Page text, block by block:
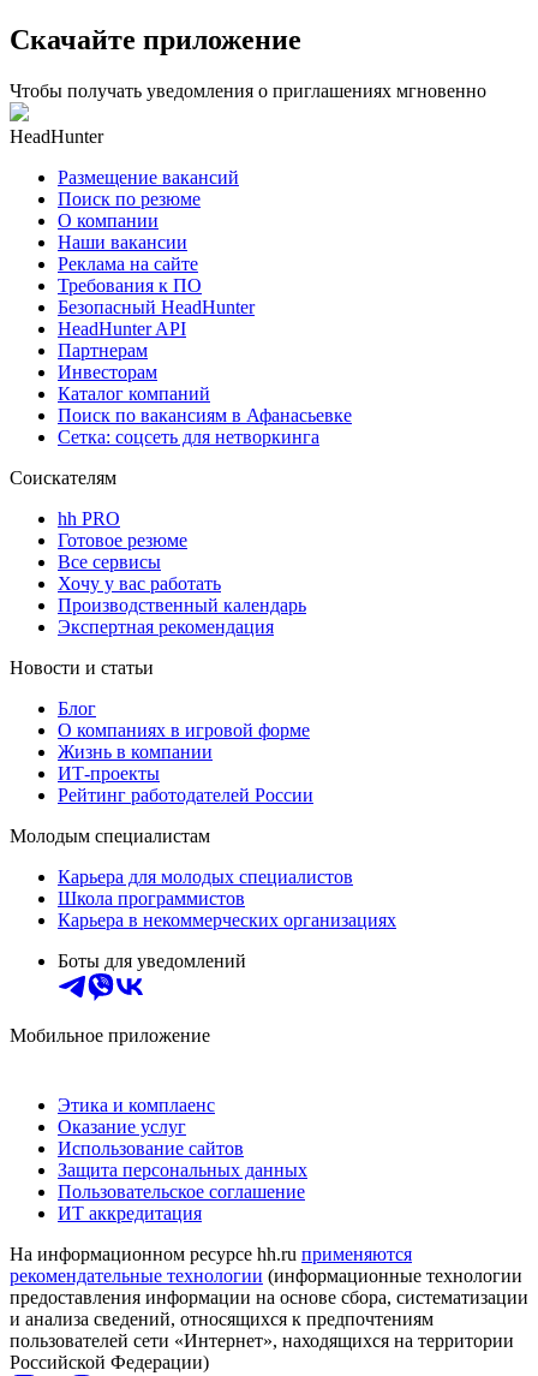
Скачайте приложение
Чтобы получать уведомления о приглашениях мгновенно
HeadHunter
Размещение вакансий
Поиск по резюме
О компании
Наши вакансии
Реклама на сайте
Требования к ПО
Безопасный HeadHunter
HeadHunter API
Партнерам
Инвесторам
Каталог компаний
Поиск по вакансиям в Афанасьевке
Сетка: соцсеть для нетворкинга
Соискателям
hh PRO
Готовое резюме
Все сервисы
Хочу у вас работать
Производственный календарь
Экспертная рекомендация
Новости и статьи
Блог
О компаниях в игровой форме
Жизнь в компании
ИТ-проекты
Рейтинг работодателей России
Молодым специалистам
Карьера для молодых специалистов
Школа программистов
Карьера в некоммерческих организациях
Боты для уведомлений
Мобильное приложение
Этика и комплаенс
Оказание услуг
Использование сайтов
Защита персональных данных
Пользовательское соглашение
ИТ аккредитация
На информационном ресурсе hh.ru применяются
рекомендательные технологии (информационные технологии
предоставления информации на основе сбора, систематизации
и анализа сведений, относящихся к предпочтениям
пользователей сети «Интернет», находящихся на территории
Российской Федерации)